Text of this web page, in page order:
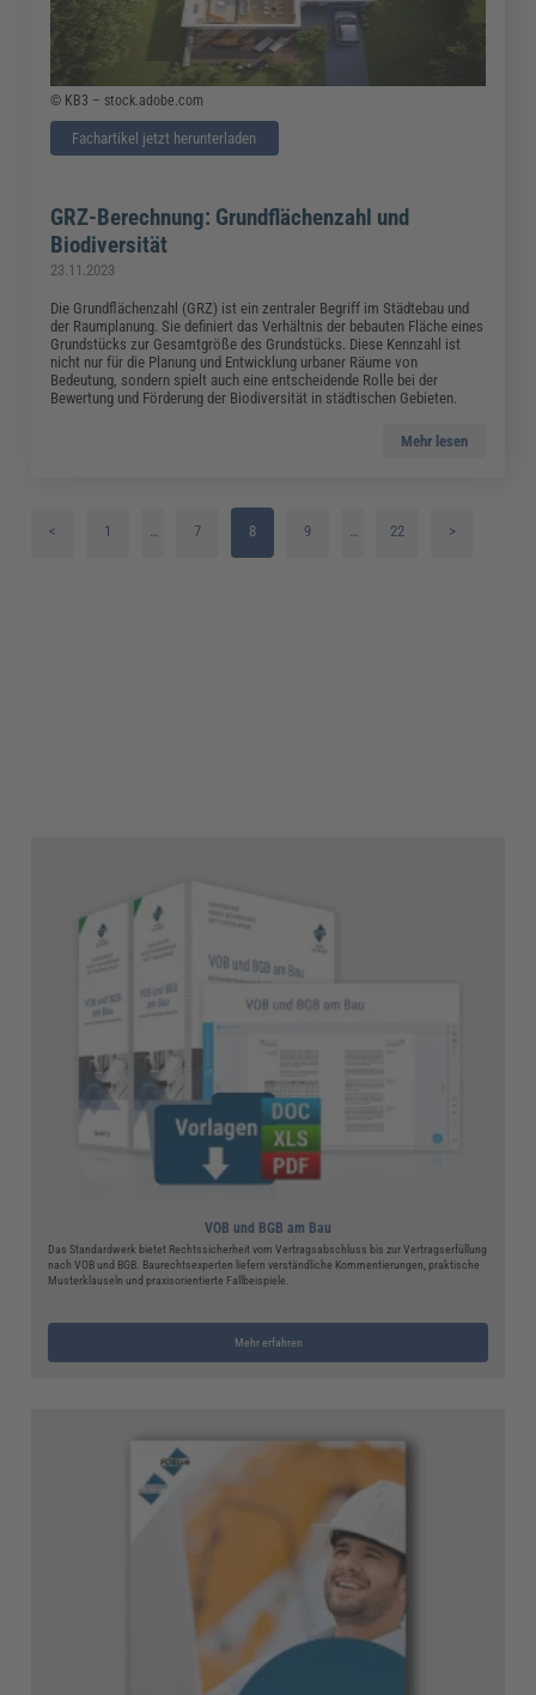
© KB3 – stock.adobe.com
Fachartikel jetzt herunterladen
GRZ-Berechnung: Grundflächenzahl und
Biodiversität
23.11.2023
Die Grundflächenzahl (GRZ) ist ein zentraler Begriff im Städtebau und
der Raumplanung. Sie definiert das Verhältnis der bebauten Fläche eines
Grundstücks zur Gesamtgröße des Grundstücks. Diese Kennzahl ist
nicht nur für die Planung und Entwicklung urbaner Räume von
Bedeutung, sondern spielt auch eine entscheidende Rolle bei der
Bewertung und Förderung der Biodiversität in städtischen Gebieten.
Mehr lesen
< 1 … 7 8 9 … 22 >
VOB und BGB am Bau
Das Standardwerk bietet Rechtssicherheit vom Vertragsabschluss bis zur Vertragserfüllung
nach VOB und BGB. Baurechtsexperten liefern verständliche Kommentierungen, praktische
Musterklauseln und praxisorientierte Fallbeispiele.
Mehr erfahren